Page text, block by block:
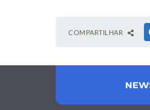
COMPARTILHAR